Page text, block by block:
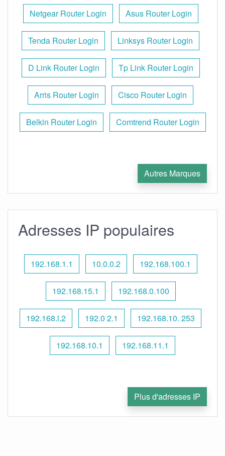
Netgear Router Login Asus Router Login
Tenda Router Login Linksys Router Login
D Link Router Login Tp Link Router Login
Arris Router Login Cisco Router Login
Belkin Router Login Comtrend Router Login
Autres Marques
Adresses IP populaires
192.168.1.1 10.0.0.2 192.168.100.1
192.168.15.1 192.168.0.100
192.168.l.2 192.0 2.1 192.168.10. 253
192.168.10.1 192.168.11.1
Plus d'adresses IP